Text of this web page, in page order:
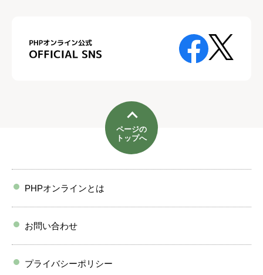
ページの
トップへ
PHPオンラインとは
お問い合わせ
プライバシーポリシー